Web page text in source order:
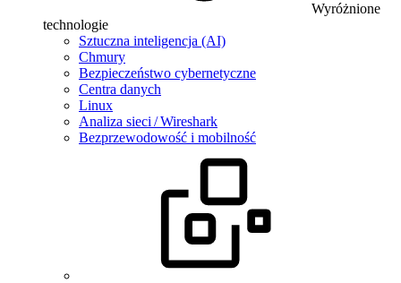
Wyróżnione
technologie
Sztuczna inteligencja (AI)
Chmury
Bezpieczeństwo cybernetyczne
Centra danych
Linux
Analiza sieci / Wireshark
Bezprzewodowość i mobilność